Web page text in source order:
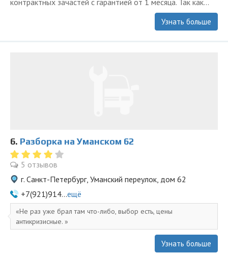
контрактных зачастей с гарантией от 1 месяца. Так как...
Узнать больше
6. Разборка на Уманском 62
5 отзывов
г. Санкт-Петербург, Уманский переулок, дом 62
+7(921)914...ещё
Не раз уже брал там что-либо, выбор есть, цены
антикризисные.
Узнать больше